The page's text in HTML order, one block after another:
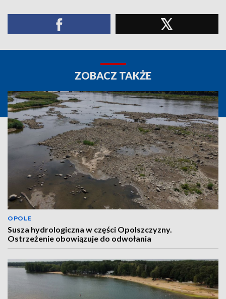
ZOBACZ TAKŻE
OPOLE
Susza hydrologiczna w części Opolszczyzny.
Ostrzeżenie obowiązuje do odwołania